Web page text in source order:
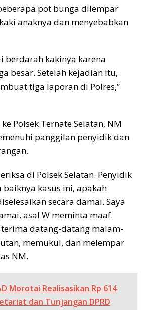
pot bunga dilempar
anaknya dan menyebabkan
berdarah kakinya karena
besar. Setelah kejadian itu,
tiga laporan di Polres,”
Polsek Ternate Selatan, NM
panggilan penyidik dan
di Polsek Selatan. Penyidik
kasus ini, apakah
secara damai. Saya
asal W meminta maaf.
datang-datang malam-
memukul, dan melempar
NM.
Morotai Realisasikan Rp 614
dan Tunjangan DPRD